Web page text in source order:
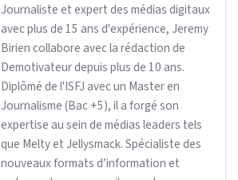
Journaliste et expert des médias digitaux
avec plus de 15 ans d'expérience, Jeremy
Birien collabore avec la rédaction de
Demotivateur depuis plus de 10 ans.
Diplômé de l'ISFJ avec un Master en
Journalisme (Bac +5), il a forgé son
expertise au sein de médias leaders tels
que Melty et Jellysmack. Spécialiste des
nouveaux formats d’information et